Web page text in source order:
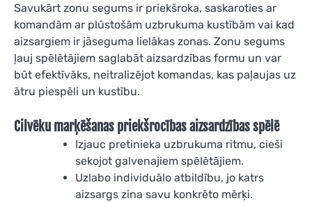
Savukārt zonu segums ir priekšroka, saskaroties ar
komandām ar plūstošām uzbrukuma kustībām vai kad
aizsargiem ir jāseguma lielākas zonas. Zonu segums
ļauj spēlētājiem saglabāt aizsardzības formu un var
būt efektīvāks, neitralizējot komandas, kas paļaujas uz
ātru piespēli un kustību.
Cilvēku marķēšanas priekšrocības aizsardzības spēlē
Izjauc pretinieka uzbrukuma ritmu, cieši
sekojot galvenajiem spēlētājiem.
Uzlabo individuālo atbildību, jo katrs
aizsargs zina savu konkrēto mērķi.